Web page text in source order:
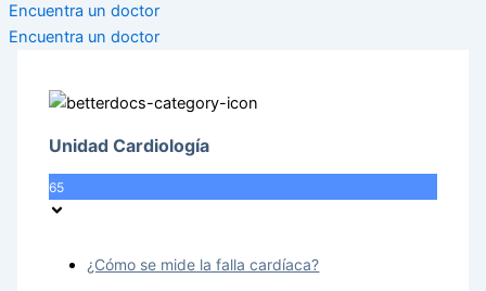
Encuentra un doctor
Encuentra un doctor
Unidad Cardiología
65
¿Cómo se mide la falla cardíaca?